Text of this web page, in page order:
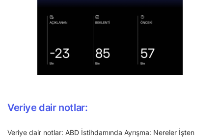
Veriye dair notlar:
Veriye dair notlar: ABD İstihdamında Ayrışma: Nereler İşten